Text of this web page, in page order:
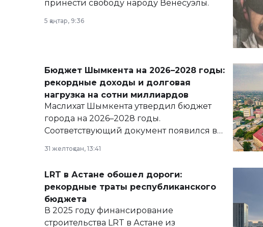
принести свободу народу Венесуэлы.
5 қаңтар, 9:36
Бюджет Шымкента на 2026–2028 годы:
рекордные доходы и долговая
нагрузка на сотни миллиардов
Маслихат Шымкента утвердил бюджет
города на 2026–2028 годы.
Соответствующий документ появился в
сайте маслихат города.
31 желтоқсан, 13:41
LRT в Астане обошел дороги:
рекордные траты республиканского
бюджета
В 2025 году финансирование
строительства LRT в Астане из